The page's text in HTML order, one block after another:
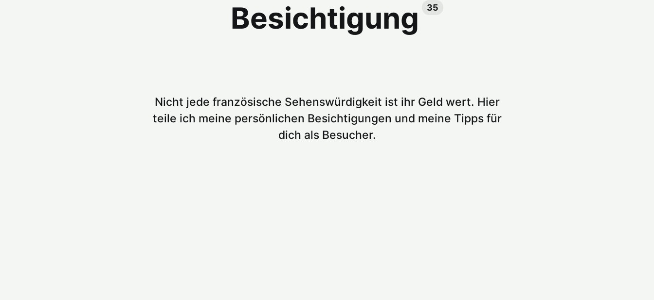
Besichtigung 35
Nicht jede französische Sehenswürdigkeit ist ihr Geld wert. Hier
teile ich meine persönlichen Besichtigungen und meine Tipps für
dich als Besucher.